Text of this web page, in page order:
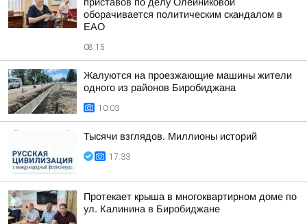
оборачивается политическим скандалом в
ЕАО
08:15
Жалуются на проезжающие машины жители
одного из районов Биробиджана
10:03
Тысячи взглядов. Миллионы историй
17:33
Протекает крыша в многоквартирном доме по
ул. Калинина в Биробиджане